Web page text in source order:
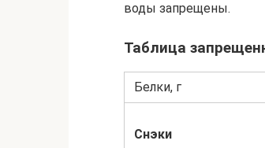
воды запрещены.
Таблица
Белки, г
Снэки